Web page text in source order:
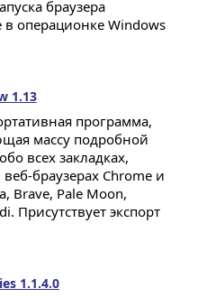
браузера
в операционке Windows
1.13
программа,
массу подробной
всех закладках,
браузерах Chrome и
Brave, Pale Moon,
Присутствует экспорт
1.1.4.0